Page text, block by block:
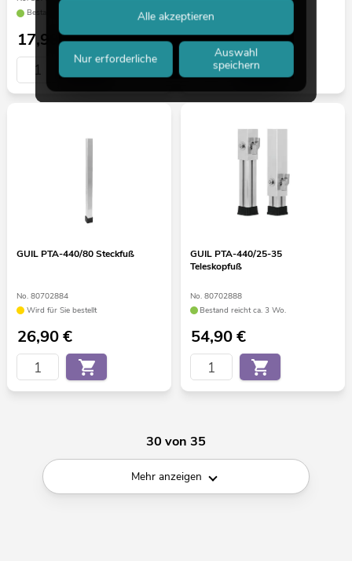
Bestand reicht ca. 12 Wo.
17,90€
Wird für Sie bestellt
59,90€
GUIL PTA-440/80 Steckfuß
No. 80702884
Wird für Sie bestellt
26,90€
GUIL PTA-440/25-35
Teleskopfuß
No. 80702888
Bestand reicht ca. 3 Wo.
54,90€
30 von 35
Mehr anzeigen
Nur erforderliche
Auswahl
speichern
Alle akzeptieren